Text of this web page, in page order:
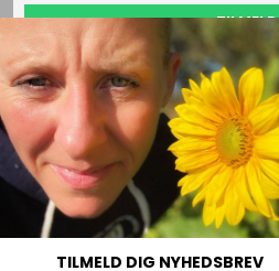
TILMELD
Outdoor i Centrum
Perlegade 44
6400 Sønderborg, Danmark
Telefonnr.
(+45) 74 43 53 55
E-mail
TILMELD DIG NYHEDSBREV